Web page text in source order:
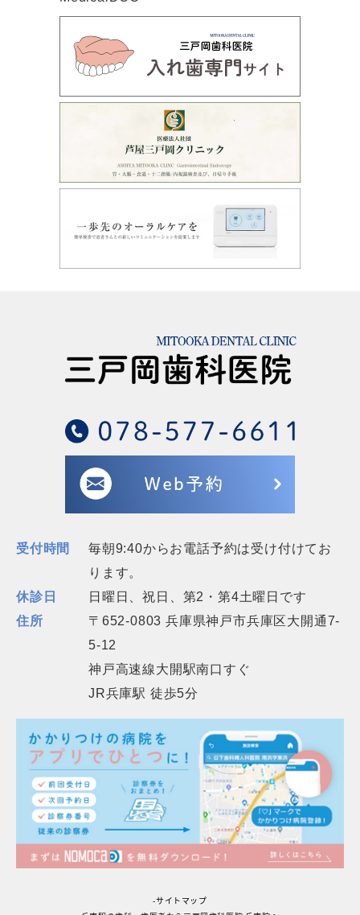
受付時間
毎朝9:40からお電話予約は受け付けてお
ります。
休診日
日曜日、祝日、第2・第4土曜日です
住所
〒652-0803 兵庫県神戸市兵庫区大開通7-
5-12
神戸高速線大開駅南口すぐ
JR兵庫駅 徒歩5分
-サイトマップ